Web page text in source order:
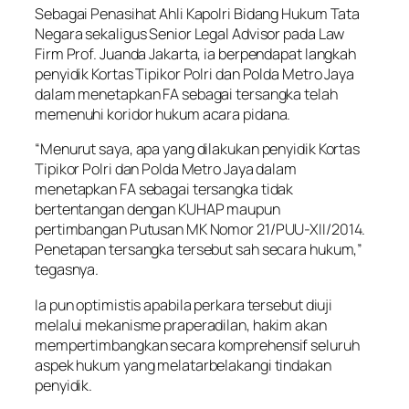
Sebagai Penasihat Ahli Kapolri Bidang Hukum Tata
Negara sekaligus Senior Legal Advisor pada Law
Firm Prof. Juanda Jakarta, ia berpendapat langkah
penyidik Kortas Tipikor Polri dan Polda Metro Jaya
dalam menetapkan FA sebagai tersangka telah
memenuhi koridor hukum acara pidana.
“Menurut saya, apa yang dilakukan penyidik Kortas
Tipikor Polri dan Polda Metro Jaya dalam
menetapkan FA sebagai tersangka tidak
bertentangan dengan KUHAP maupun
pertimbangan Putusan MK Nomor 21/PUU-XII/2014.
Penetapan tersangka tersebut sah secara hukum,”
tegasnya.
Ia pun optimistis apabila perkara tersebut diuji
melalui mekanisme praperadilan, hakim akan
mempertimbangkan secara komprehensif seluruh
aspek hukum yang melatarbelakangi tindakan
penyidik.